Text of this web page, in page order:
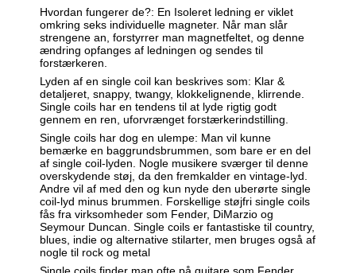
Hvordan fungerer de?: En Isoleret ledning er viklet
omkring seks individuelle magneter. Når man slår
strengene an, forstyrrer man magnetfeltet, og denne
ændring opfanges af ledningen og sendes til
forstærkeren.
Lyden af en single coil kan beskrives som: Klar &
detaljeret, snappy, twangy, klokkelignende, klirrende.
Single coils har en tendens til at lyde rigtig godt
gennem en ren, uforvrænget forstærkerindstilling.
Single coils har dog en ulempe: Man vil kunne
bemærke en baggrundsbrummen, som bare er en del
af single coil-lyden. Nogle musikere sværger til denne
overskydende støj, da den fremkalder en vintage-lyd.
Andre vil af med den og kun nyde den uberørte single
coil-lyd minus brummen. Forskellige støjfri single coils
fås fra virksomheder som Fender, DiMarzio og
Seymour Duncan. Single coils er fantastiske til country,
blues, indie og alternative stilarter, men bruges også af
nogle til rock og metal